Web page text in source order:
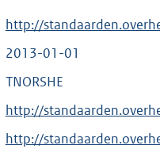
http://
2013-01-01
TNORSHE
http://
http://